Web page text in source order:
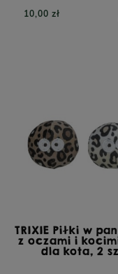
10,00 zł
TRIXIE Piłki w
z oczami i
dla kota, 2